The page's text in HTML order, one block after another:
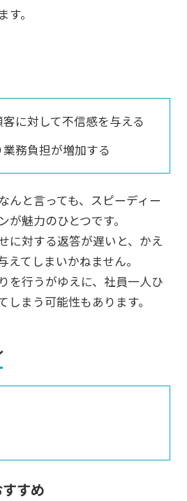
。
に対して不信感を与える
務負担が増加する
んと言っても、スピーディー
魅力のひとつです。
に対する返答が遅いと、かえ
えてしまいかねません。
を行うがゆえに、社員一人ひ
しまう可能性もあります。
すめ